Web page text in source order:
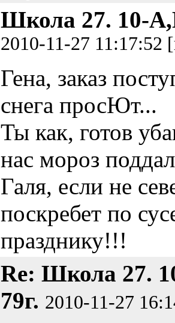
Школа 27. 10-
2010-11-27 11:17:52
Гена, заказ
снега просЮт...
Ты как, готов
нас мороз
Галя, если не
поскребет по
празднику!!!
Re: Школа 27.
79г. 2010-11-27